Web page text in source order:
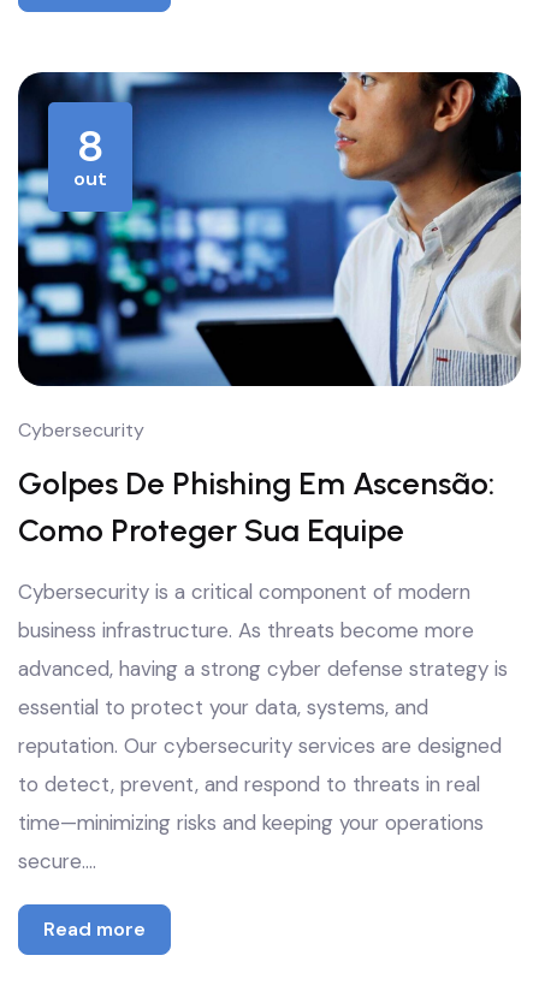
8
out
Cybersecurity
Golpes De Phishing Em Ascensão:
Como Proteger Sua Equipe
Cybersecurity is a critical component of modern
business infrastructure. As threats become more
advanced, having a strong cyber defense strategy is
essential to protect your data, systems, and
reputation. Our cybersecurity services are designed
to detect, prevent, and respond to threats in real
time—minimizing risks and keeping your operations
secure.…
Read more